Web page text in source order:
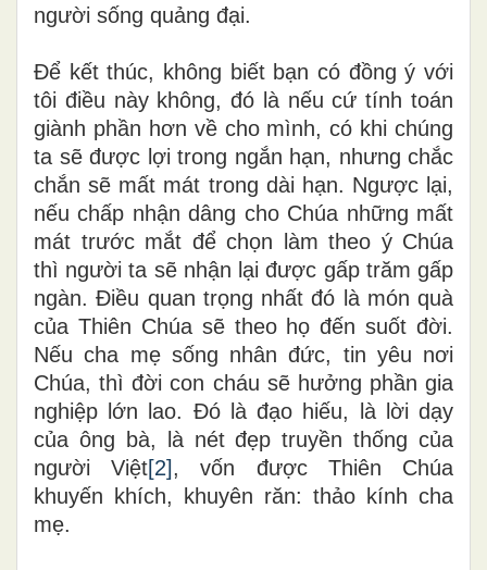
người sống quảng đại.
Để kết thúc, không biết bạn có đồng ý với
tôi điều này không, đó là nếu cứ tính toán
giành phần hơn về cho mình, có khi chúng
ta sẽ được lợi trong ngắn hạn, nhưng chắc
chắn sẽ mất mát trong dài hạn. Ngược lại,
nếu chấp nhận dâng cho Chúa những mất
mát trước mắt để chọn làm theo ý Chúa
thì người ta sẽ nhận lại được gấp trăm gấp
ngàn. Điều quan trọng nhất đó là món quà
của Thiên Chúa sẽ theo họ đến suốt đời.
Nếu cha mẹ sống nhân đức, tin yêu nơi
Chúa, thì đời con cháu sẽ hưởng phần gia
nghiệp lớn lao. Đó là đạo hiếu, là lời dạy
của ông bà, là nét đẹp truyền thống của
người Việt[2], vốn được Thiên Chúa
khuyến khích, khuyên răn: thảo kính cha
mẹ.